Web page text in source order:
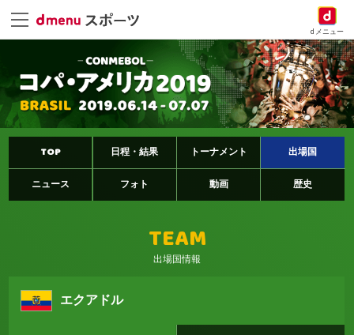
dメニュー
TOP 日程・結果 トーナメント 出場国
ニュース フォト 動画 歴史
TEAM
出場国情報
エクアドル